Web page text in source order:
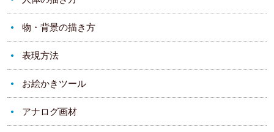
物・背景の描き方
表現方法
お絵かきツール
アナログ画材